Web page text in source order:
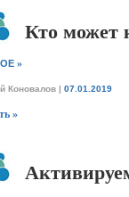
Кто может
»
Коновалов| 07.01.2019
»